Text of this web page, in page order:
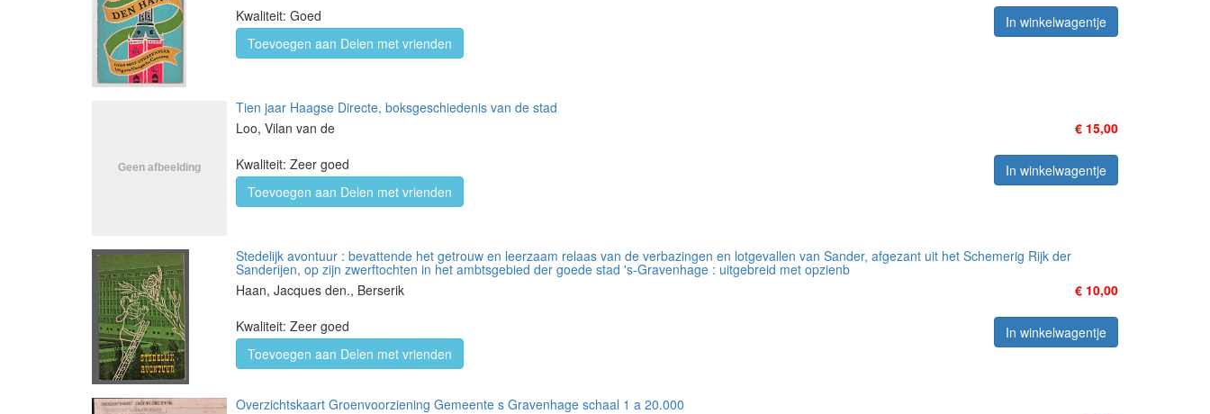
Kwaliteit: Goed
In winkelwagentje
Toevoegen aan Delen met vrienden
Tien jaar Haagse Directe, boksgeschiedenis van de stad
Loo, Vilan van de
€ 15,00
Kwaliteit: Zeer goed
In winkelwagentje
Toevoegen aan Delen met vrienden
Stedelijk avontuur : bevattende het getrouw en leerzaam relaas van de verbazingen en lotgevallen van Sander, afgezant uit het Schemerig Rijk der
Sanderijen, op zijn zwerftochten in het ambtsgebied der goede stad 's-Gravenhage : uitgebreid met opzienb
Haan, Jacques den., Berserik
€ 10,00
Kwaliteit: Zeer goed
In winkelwagentje
Toevoegen aan Delen met vrienden
Overzichtskaart Groenvoorziening Gemeente s Gravenhage schaal 1 a 20.000